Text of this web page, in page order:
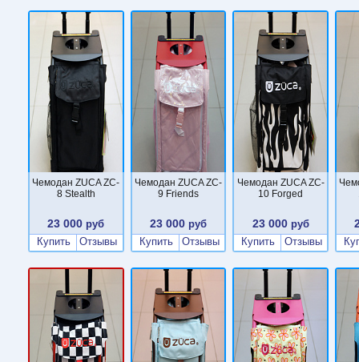
Чемодан ZUCA ZC-
8 Stealth
23 000 руб
Купить
Отзывы
Чемодан ZUCA ZC-
9 Friends
23 000 руб
Купить
Отзывы
Чемодан ZUCA ZC-
10 Forged
23 000руб
Купить
Отзывы